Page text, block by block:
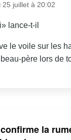
25 juillet à 20:02
lance-t-il
le voile sur les
père lors de
la